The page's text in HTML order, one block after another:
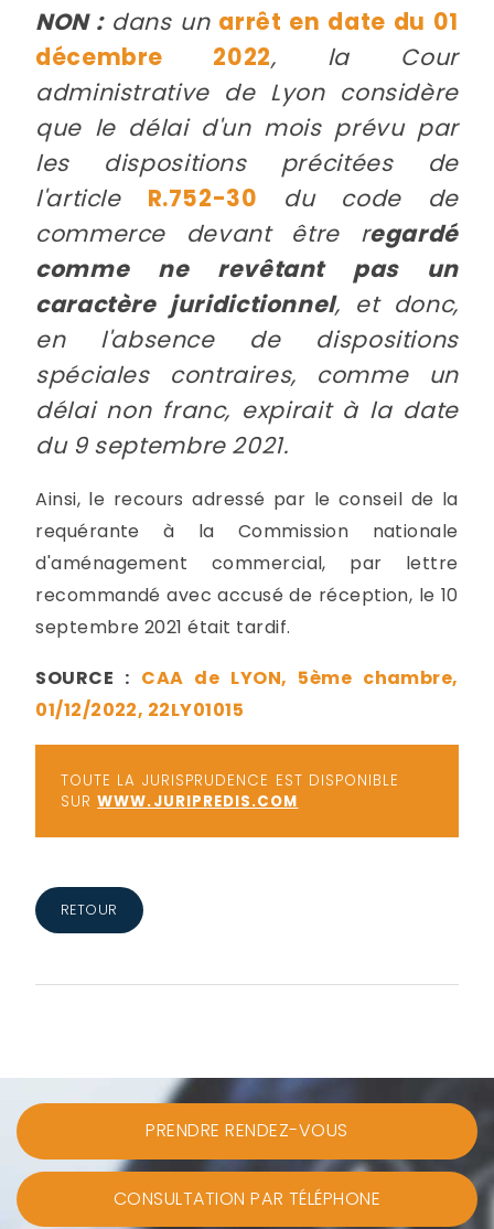
NON :dans un arrêt en date du 01
décembre 2022, la Cour
administrative de Lyon considère
que le délai d'un mois prévu par
les dispositions précitées de
l'article R.752-30 du code de
commerce devant être regardé
comme ne revêtant pas un
caractère juridictionnel, et donc,
en l'absence de dispositions
spéciales contraires, comme un
délai non franc, expirait à la date
du 9 septembre 2021.
Ainsi, le recours adressé par le conseil de la
requérante à la Commission nationale
d'aménagement commercial, par lettre
recommandé avec accusé de réception, le 10
septembre 2021 était tardif.
SOURCE : CAA de LYON, 5ème chambre,
01/12/2022, 22LY01015
TOUTE LA JURISPRUDENCE EST DISPONIBLE
SURWWW.JURIPREDIS.COM
RETOUR
PRENDRE RENDEZ-VOUS
CONSULTATION PAR TÉLÉPHONE